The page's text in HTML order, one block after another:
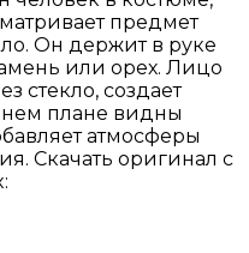
предмет
Он держит в руке
или орех. Лицо
стекло, создает
плане видны
атмосферы
Скачать оригинал с